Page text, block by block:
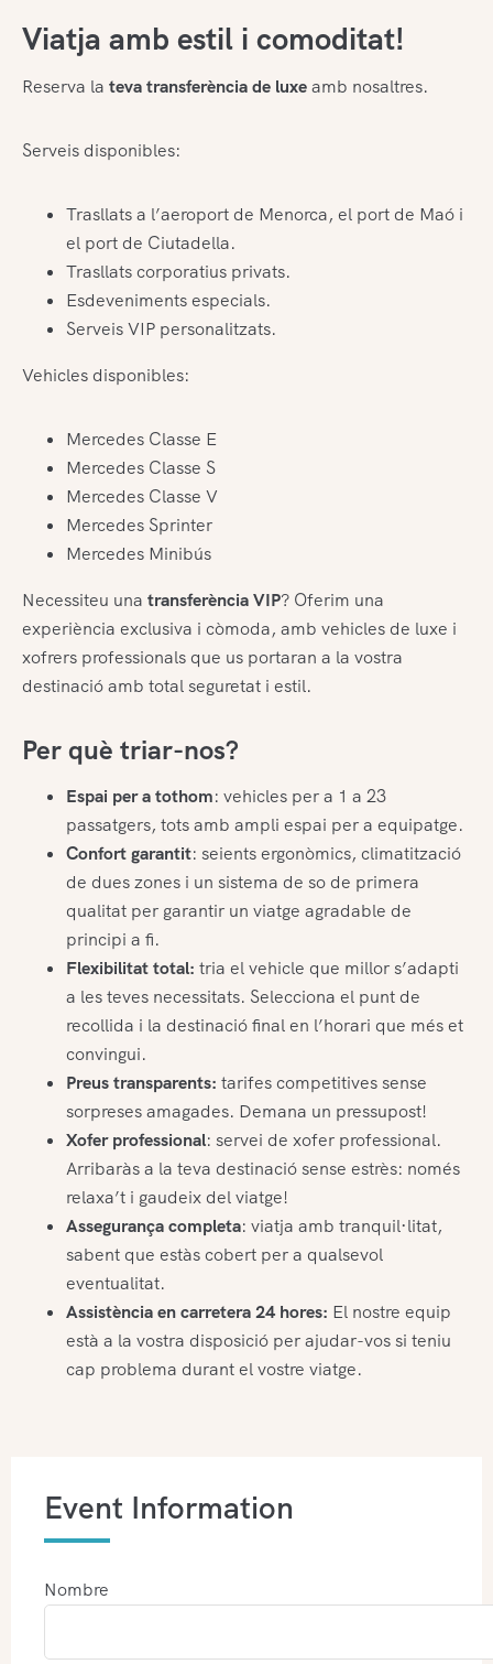
Viatja amb estil i comoditat!
Reserva la teva transferència de luxeamb nosaltres.
Serveis disponibles:
Trasllats a l’aeroport de Menorca, el port de Maó i
el port de Ciutadella.
Trasllats corporatius privats.
Esdeveniments especials.
Serveis VIP personalitzats.
Vehicles disponibles:
Mercedes Classe E
Mercedes Classe S
Mercedes Classe V
Mercedes Sprinter
Mercedes Minibús
Necessiteu una transferència VIP? Oferim una
experiència exclusiva i còmoda, amb vehicles de luxe i
xofrers professionals que us portaran a la vostra
destinació amb total seguretat i estil.
Per què triar-nos?
Espai per a tothom: vehicles per a 1 a 23
passatgers, tots amb ampli espai per a equipatge.
Confort garantit: seients ergonòmics, climatització
de dues zones i un sistema de so de primera
qualitat per garantir un viatge agradable de
principi a fi.
Flexibilitat total: tria el vehicle que millor s’adapti
a les teves necessitats. Selecciona el punt de
recollida i la destinació final en l’horari que més et
convingui.
Preus transparents: tarifes competitives sense
sorpreses amagades. Demana un pressupost!
Xofer professional: servei de xofer professional.
Arribaràs a la teva destinació sense estrès: només
relaxa’t i gaudeix del viatge!
Assegurança completa: viatja amb tranquil·litat,
sabent que estàs cobert per a qualsevol
eventualitat.
Assistència en carretera 24 hores: El nostre equip
està a la vostra disposició per ajudar-vos si teniu
cap problema durant el vostre viatge.
Event Information
Nombre